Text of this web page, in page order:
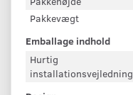
Pakkevægt
Emballage indhold
Hurtig
installationsvejledning